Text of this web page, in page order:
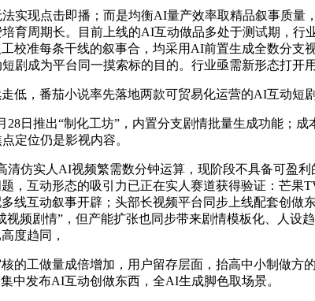
现点击即播；而是均衡AI量产效率取精品叙事质量
育周期长。目前上线的AI互动做品多处于测试期，
校准每条干线的叙事合，均采用AI前置生成全数分
剧成为平台同一摸索标的目的。行业亟需新形态打开
，番茄小说率先落地两款可贸易化运营的AI互动短
推出“制化工坊”，内置分支剧情批量生成功能；
定位仍是影视内容。
实人AI视频繁需数分钟运算，现阶段不具备可盈
，互动形态的吸引力已正在实人赛道获得验证：芒果
线互动叙事开辟；头部长视频平台同步上线配套创做
频剧情”，但产能扩张也同步带来剧情模板化、人设
度趋同，
工做量成倍增加，用户留存层面，抬高中小制做方
中发布AI互动创做东西，全AI生成脚色取场景。